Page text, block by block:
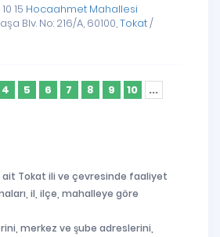
15 Hocaahmet Mahallesi
Blv. No: 216/A, 60100,Tokat/
4 5 6 7 8 9 10
...
ait Tokat ili ve çevresinde faaliyet
il, ilçe, mahalleye göre
merkez ve şube adreslerini,